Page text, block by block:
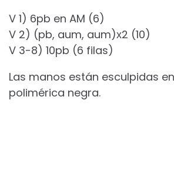
V 1) 6pb en AM (6)
V 2) (pb, aum, aum)х2 (10)
V 3-8) 10pb (6 filas)
Las manos están esculpidas
polimérica negra.